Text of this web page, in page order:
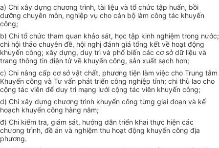
a) Chi xây dựng chương trình, tài liệu và tổ chức tập huấn, bồi
dưỡng chuyên môn, nghiệp vụ cho cán bộ làm công tác khuyến
công;
b) Chi tổ chức tham quan khảo sát, học tập kinh nghiệm trong nước;
chi hội thảo chuyên đề, hội nghị đánh giá tổng kết về hoạt động
khuyến công; xây dựng, duy trì và phổ biến các cơ sở dữ liệu và
trang thông tin điện tử về khuyến công, sản xuất sạch hơn;
c) Chi nâng cấp cơ sở vật chất, phương tiện làm việc cho Trung tâm
Khuyến công và Tư vấn phát triển công nghiệp tỉnh; chi thù lao cho
cộng tác viên để duy trì mạng lưới cộng tác viên khuyến công;
d) Chi xây dựng chương trình khuyến công từng giai đoạn và kế
hoạch khuyến công hàng năm;
đ) Chi kiểm tra, giám sát, hướng dẫn triển khai thực hiện các
chương trình, đề án và nghiệm thu hoạt động khuyến công địa
phương.